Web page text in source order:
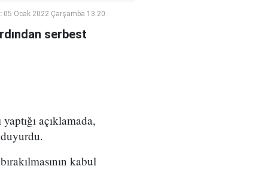
05 Ocak 2022 Çarşamba 13:20
serbest
açıklamada,
kabul